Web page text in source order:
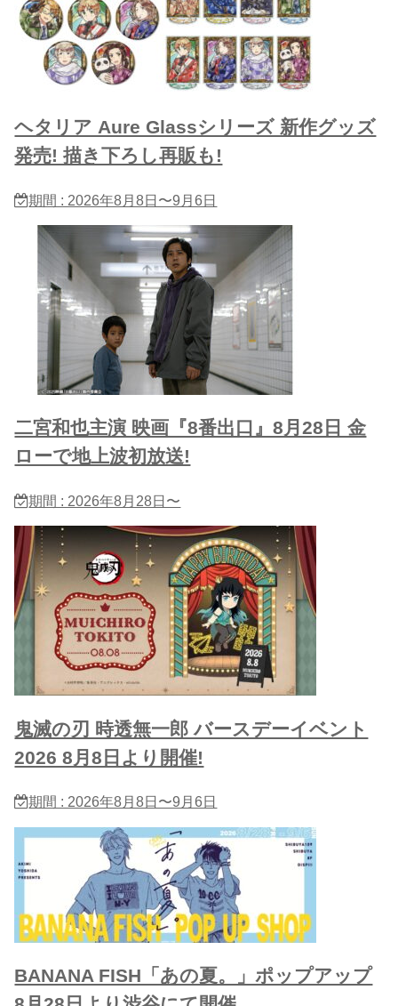
ヘタリア Aure Glassシリーズ 新作グッズ
発売! 描き下ろし再販も!
期間 : 2026年8月8日〜9月6日
二宮和也主演 映画『8番出口』8月28日 金
ローで地上波初放送!
期間 : 2026年8月28日〜
鬼滅の刃 時透無一郎 バースデーイベント
2026 8月8日より開催!
期間 : 2026年8月8日〜9月6日
BANANA FISH「あの夏。」ポップアップ